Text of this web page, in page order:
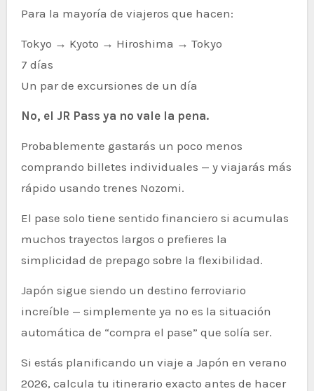
Para la mayoría de viajeros que hacen:
Tokyo → Kyoto → Hiroshima → Tokyo
7 días
Un par de excursiones de un día
No, el JR Pass ya no vale la pena.
Probablemente gastarás un poco menos
comprando billetes individuales — y viajarás más
rápido usando trenes Nozomi.
El pase solo tiene sentido financiero si acumulas
muchos trayectos largos o prefieres la
simplicidad de prepago sobre la flexibilidad.
Japón sigue siendo un destino ferroviario
increíble — simplemente ya no es la situación
automática de “compra el pase” que solía ser.
Si estás planificando un viaje a Japón en verano
2026, calcula tu itinerario exacto antes de hacer